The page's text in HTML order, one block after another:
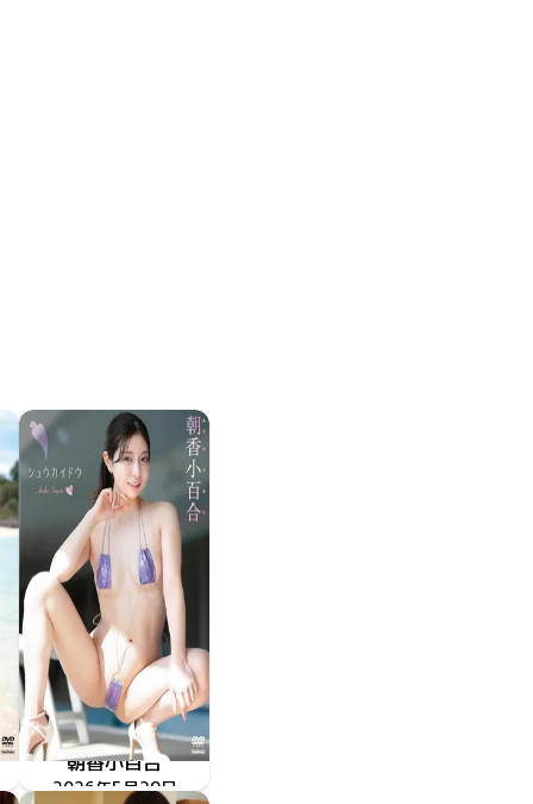
朝香小百合
シュウカイドウ
TSDS-43090
2026年5月29日